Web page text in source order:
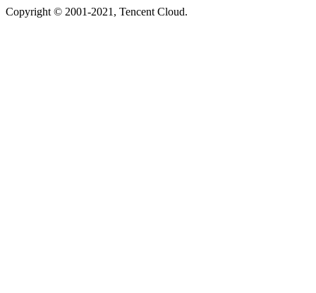
Copyright © 2001-2021, Tencent Cloud.